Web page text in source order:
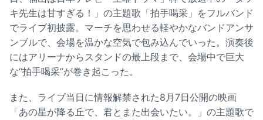
キ先生は甘すぎる！」の主題歌「拍手喝采」をフルバンド
でライブ初披露。マーチを思わせる軽やかなバンドアンサ
ンブルで、会場を温かな空気で包み込んでいった。演奏後
にはアリーナからスタンドの最上段まで、会場中で巨大
な“拍手喝采”が巻き起こった。
また、ライブ当日に情報解禁された8月7日公開の映画
「あの星が降る丘で、君とまた出会いたい。」の主題歌で